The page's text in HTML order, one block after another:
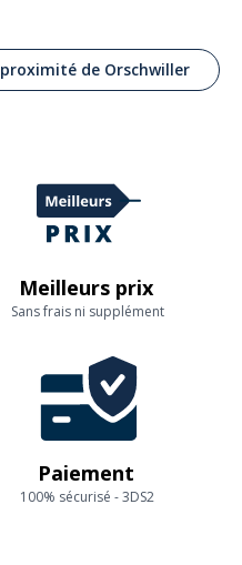
de Orschwiller
Meilleurs prix
Sans frais ni supplément
Paiement
100% sécurisé - 3DS2